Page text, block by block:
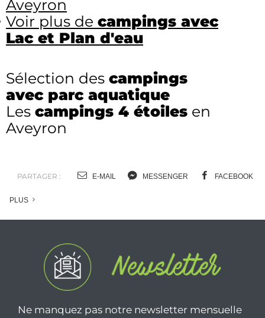
Aveyron
Voir plus de campings avec
Lac et Plan d'eau
Sélection des campings
avec parc aquatique
Les campings 4 étoiles en
Aveyron
PARTAGER : E-MAIL MESSENGER FACEBOOK
PLUS
Ne manquez pas notre newsletter mensuelle